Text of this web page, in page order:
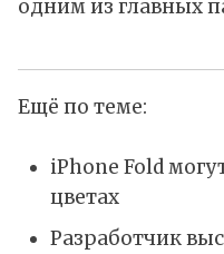
одним из главных
Ещё по теме:
iPhone Fold
цветах
Разработчик